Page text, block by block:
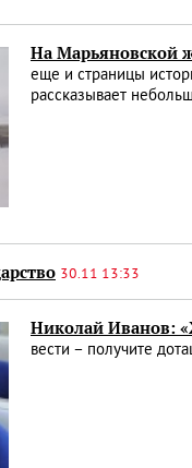
На Марьяновской
еще и страницы
рассказывает
30.11 13:33
Николай Иванов:
вести – получите